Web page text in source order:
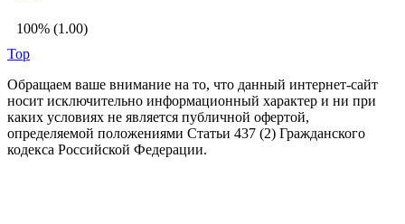
100% (1.00)
Top
Обращаем ваше внимание на то, что данный интернет-сайт
носит исключительно информационный характер и ни при
каких условиях не является публичной офертой,
определяемой положениями Статьи 437 (2) Гражданского
кодекса Российской Федерации.